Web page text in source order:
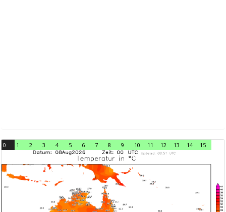
0 1 2 3 4 5 6 7 8 9 10 11 12 13 14 15